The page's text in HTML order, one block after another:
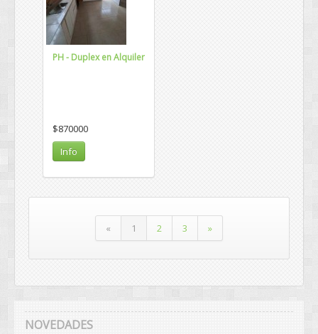
PH - Duplex en Alquiler
$870000
Info
« 1 2 3 »
NOVEDADES